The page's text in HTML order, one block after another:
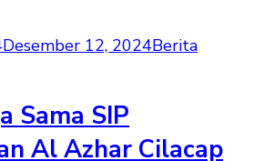
Desember 12, 2024Berita
Sama SIP
Al Azhar Cilacap